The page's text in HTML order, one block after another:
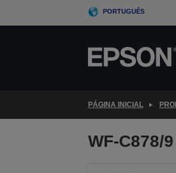
PORTUGUÊS
PÁGINA INICIAL
WF-C878/